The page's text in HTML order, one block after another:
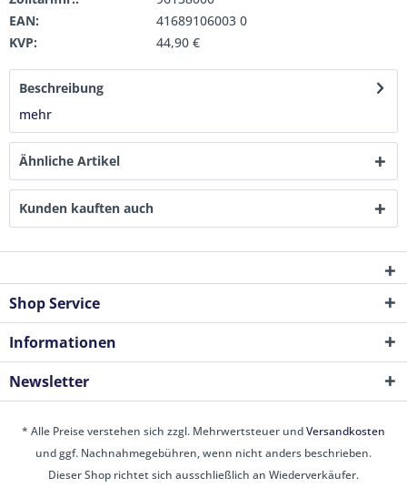
EAN:
41689106003 0
KVP:
44,90 €
Beschreibung
mehr
Ähnliche Artikel
Kunden kauften auch
Shop Service
Informationen
Newsletter
* Alle Preise verstehen sich zzgl. Mehrwertsteuer undVersandkosten
und ggf. Nachnahmegebühren, wenn nicht anders beschrieben.
Dieser Shop richtet sich ausschließlich an Wiederverkäufer.